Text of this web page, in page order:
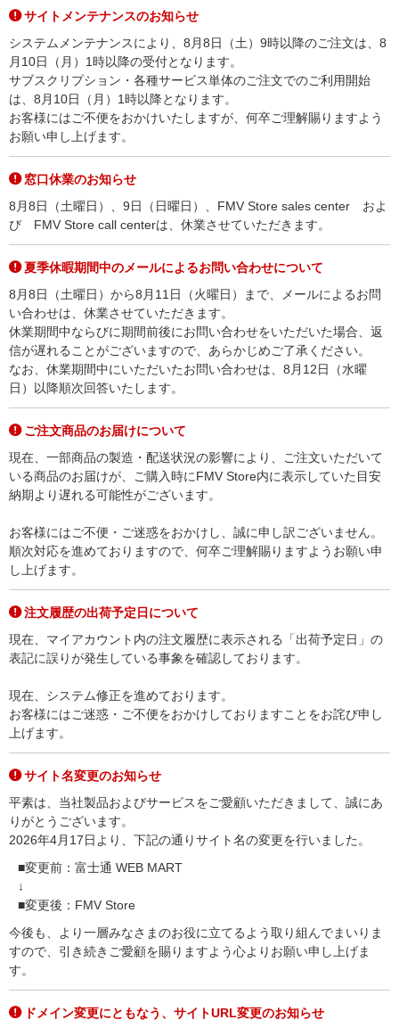
サイトメンテナンスのお知らせ
システムメンテナンスにより、8月8日（土）9時以降のご注文は、8
月10日（月）1時以降の受付となります。
サブスクリプション・各種サービス単体のご注文でのご利用開始
は、8月10日（月）1時以降となります。
お客様にはご不便をおかけいたしますが、何卒ご理解賜りますよう
お願い申し上げます。
窓口休業のお知らせ
8月8日（土曜日）、9日（日曜日）、FMV Store sales center およ
び FMV Store call centerは、休業させていただきます。
夏季休暇期間中のメールによるお問い合わせについて
8月8日（土曜日）から8月11日（火曜日）まで、メールによるお問
い合わせは、休業させていただきます。
休業期間中ならびに期間前後にお問い合わせをいただいた場合、返
信が遅れることがございますので、あらかじめご了承ください。
なお、休業期間中にいただいたお問い合わせは、8月12日（水曜
日）以降順次回答いたします。
ご注文商品のお届けについて
現在、一部商品の製造・配送状況の影響により、ご注文いただいて
いる商品のお届けが、ご購入時にFMV Store内に表示していた目安
納期より遅れる可能性がございます。
お客様にはご不便・ご迷惑をおかけし、誠に申し訳ございません。
順次対応を進めておりますので、何卒ご理解賜りますようお願い申
し上げます。
注文履歴の出荷予定日について
現在、マイアカウント内の注文履歴に表示される「出荷予定日」の
表記に誤りが発生している事象を確認しております。
現在、システム修正を進めております。
お客様にはご迷惑・ご不便をおかけしておりますことをお詫び申し
上げます。
サイト名変更のお知らせ
平素は、当社製品およびサービスをご愛顧いただきまして、誠にあ
りがとうございます。
2026年4月17日より、下記の通りサイト名の変更を行いました。
■変更前：富士通 WEB MART
↓
■変更後：FMV Store
今後も、より一層みなさまのお役に立てるよう取り組んでまいりま
すので、引き続きご愛顧を賜りますよう心よりお願い申し上げま
す。
ドメイン変更にともなう、サイトURL変更のお知らせ